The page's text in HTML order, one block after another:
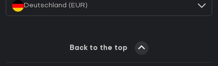
Deutschland (EUR)
Back to the top